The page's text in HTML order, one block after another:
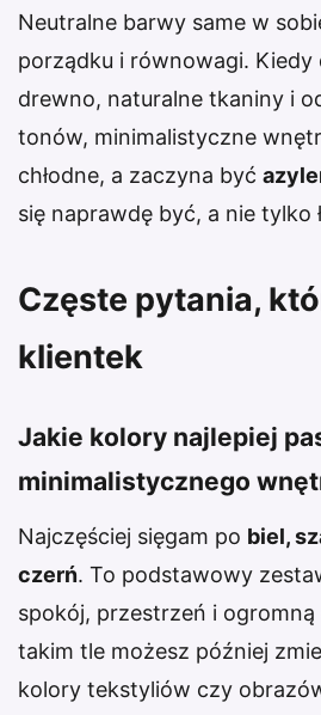
Neutralne barwy same w
porządku i równowagi. Kiedy
drewno, naturalne tkaniny i
tonów, minimalistyczne
chłodne, a zaczyna być
się naprawdę być, a nie tylko
Częste pytania,
klientek
Jakie kolory najlepiej
minimalistycznego
Najczęściej sięgam po biel,
czerń. To podstawowy
spokój, przestrzeń i
takim tle możesz później
kolory tekstyliów czy